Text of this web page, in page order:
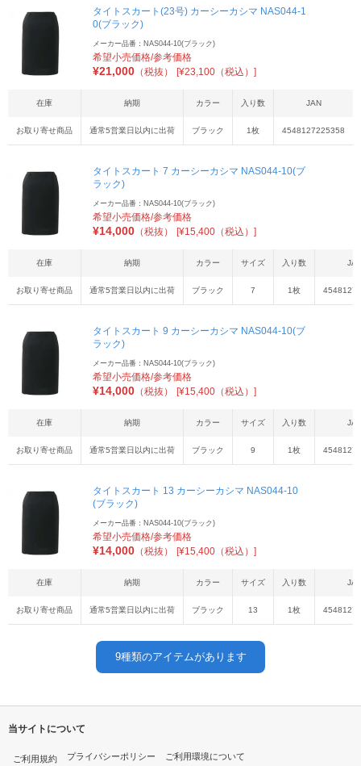
タイトスカート(23号) カーシーカシマ NAS044-1
0(ブラック)
メーカー品番：NAS044-10(ブラック)
希望小売価格/参考価格
¥21,000 （税抜） [¥23,100（税込）]
在庫 納期 カラー 入り数 JAN
お取り寄せ商品 通常5営業日以内に出荷 ブラック 1枚 4548127225358
タイトスカート 7 カーシーカシマ NAS044-10(ブ
ラック)
メーカー品番：NAS044-10(ブラック)
希望小売価格/参考価格
¥14,000 （税抜） [¥15,400（税込）]
在庫 納期 カラー サイズ 入り数
お取り寄せ商品 通常5営業日以内に出荷 ブラック 7 1枚
タイトスカート 9 カーシーカシマ NAS044-10(ブ
ラック)
メーカー品番：NAS044-10(ブラック)
希望小売価格/参考価格
¥14,000 （税抜） [¥15,400（税込）]
在庫 納期 カラー サイズ 入り数
お取り寄せ商品 通常5営業日以内に出荷 ブラック 9 1枚
タイトスカート 13 カーシーカシマ NAS044-10
(ブラック)
メーカー品番：NAS044-10(ブラック)
希望小売価格/参考価格
¥14,000 （税抜） [¥15,400（税込）]
在庫 納期 カラー サイズ 入り数
お取り寄せ商品 通常5営業日以内に出荷 ブラック 13 1枚
9種類のアイテムがあります
当サイトについて
ご利用規約 プライバシーポリシー ご利用環境について